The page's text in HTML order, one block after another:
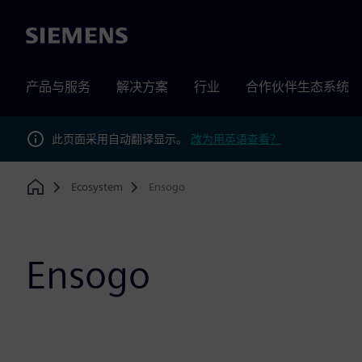
Siemens
产品与服务 解决方案 行业 合作伙伴生态系统
此页面采用自动翻译显示。 改为用英语查看？
Home
Ecosystem Ensogo
Ensogo